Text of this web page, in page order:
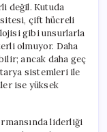
değil. Kutuda
çift hücreli
gibi unsurlarla
olmuyor. Daha
ancak daha geç
sistemleri ile
ise yüksek
liderliği